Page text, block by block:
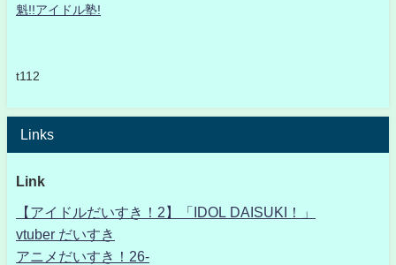
魁!!アイドル塾!
t112
Links
Link
【アイドルだいすき！2】「IDOL DAISUKI！」
vtuber だいすき
アニメだいすき！26-